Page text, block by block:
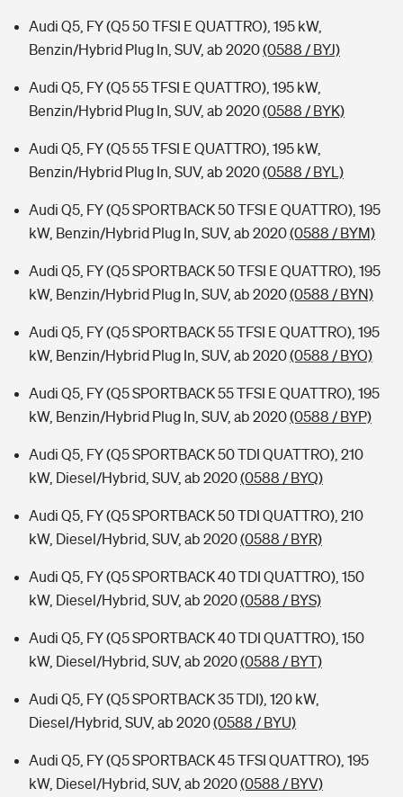
Audi Q5, FY (Q5 50 TFSI E QUATTRO), 195 kW,
Benzin/Hybrid Plug In, SUV, ab 2020(0588 / BYJ)
Audi Q5, FY (Q5 55 TFSI E QUATTRO), 195 kW,
Benzin/Hybrid Plug In, SUV, ab 2020(0588 / BYK)
Audi Q5, FY (Q5 55 TFSI E QUATTRO), 195 kW,
Benzin/Hybrid Plug In, SUV, ab 2020(0588 / BYL)
Audi Q5, FY (Q5 SPORTBACK 50 TFSI E QUATTRO), 195
kW, Benzin/Hybrid Plug In, SUV, ab 2020(0588 / BYM)
Audi Q5, FY (Q5 SPORTBACK 50 TFSI E QUATTRO), 195
kW, Benzin/Hybrid Plug In, SUV, ab 2020(0588 / BYN)
Audi Q5, FY (Q5 SPORTBACK 55 TFSI E QUATTRO), 195
kW, Benzin/Hybrid Plug In, SUV, ab 2020(0588 / BYO)
Audi Q5, FY (Q5 SPORTBACK 55 TFSI E QUATTRO), 195
kW, Benzin/Hybrid Plug In, SUV, ab 2020(0588 / BYP)
Audi Q5, FY (Q5 SPORTBACK 50 TDI QUATTRO), 210
kW, Diesel/Hybrid, SUV, ab 2020(0588 / BYQ)
Audi Q5, FY (Q5 SPORTBACK 50 TDI QUATTRO), 210
kW, Diesel/Hybrid, SUV, ab 2020(0588 / BYR)
Audi Q5, FY (Q5 SPORTBACK 40 TDI QUATTRO), 150
kW, Diesel/Hybrid, SUV, ab 2020(0588 / BYS)
Audi Q5, FY (Q5 SPORTBACK 40 TDI QUATTRO), 150
kW, Diesel/Hybrid, SUV, ab 2020(0588 / BYT)
Audi Q5, FY (Q5 SPORTBACK 35 TDI), 120 kW,
Diesel/Hybrid, SUV, ab 2020(0588 / BYU)
Audi Q5, FY (Q5 SPORTBACK 45 TFSI QUATTRO), 195
kW, Diesel/Hybrid, SUV, ab 2020(0588 / BYV)